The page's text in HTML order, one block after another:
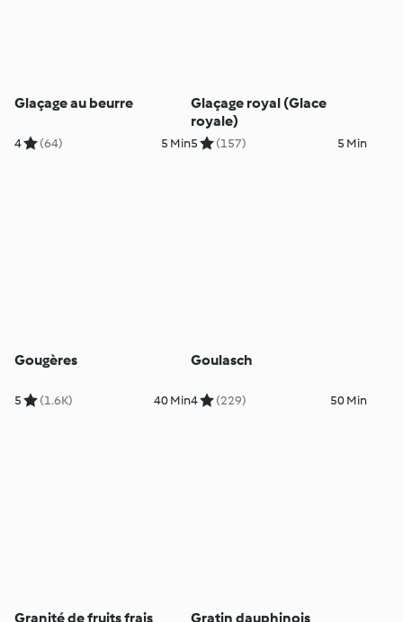
Glaçage au beurre
4 (64) 5 Min
Glaçage royal (Glace
royale)
5 (157) 5 Min
Gougères
5 (1.6K) 40 Min
Goulasch
4 (229) 50 Min
Granité de fruits frais Gratin dauphinois